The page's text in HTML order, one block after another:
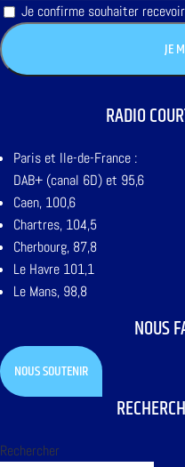
Je confirme souhaiter
RADIO
Paris et Ile-de-France :
DAB+ (canal 6D) et 95,6
Caen, 100,6
Chartres, 104,5
Cherbourg, 87,8
Le Havre 101,1
Le Mans, 98,8
NOUS
NOUS SOUTENIR
Rechercher